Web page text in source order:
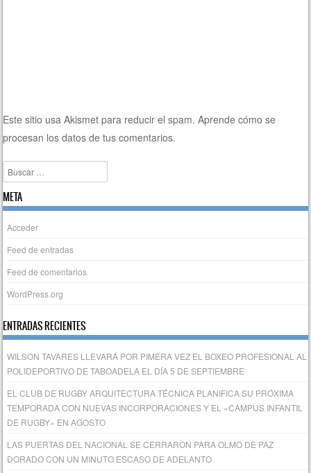
Este sitio usa Akismet para reducir el spam.Aprende cómo se
procesan los datos de tus comentarios.
Buscar
META
Acceder
Feed de entradas
Feed de comentarios
WordPress.org
ENTRADAS RECIENTES
WILSON TAVARES LLEVARÁ POR PIMERA VEZ EL BOXEO PROFESIONAL AL
POLIDEPORTIVO DE TABOADELA EL DÍA 5 DE SEPTIEMBRE
EL CLUB DE RUGBY ARQUITECTURA TÉCNICA PLANIFICA SU PRÓXIMA
TEMPORADA CON NUEVAS INCORPORACIONES Y EL «CAMPUS INFANTIL
DE RUGBY» EN AGOSTO
LAS PUERTAS DEL NACIONAL SE CERRARON PARA OLMO DE PAZ
DORADO CON UN MINUTO ESCASO DE ADELANTO